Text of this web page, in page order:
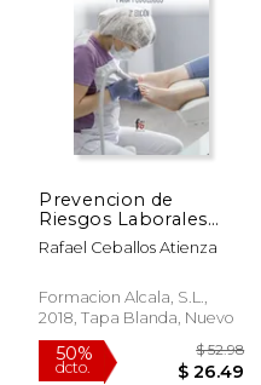
dcto. $ 13.47
Prevencion de
Riesgos Laborales
Para Podologos 2
Edición
Rafael Ceballos Atienza
Formacion Alcala, S.L.,
2018, Tapa Blanda, Nuevo